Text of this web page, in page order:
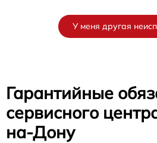
У меня другая
Гарантийные
сервисного
на-Дону